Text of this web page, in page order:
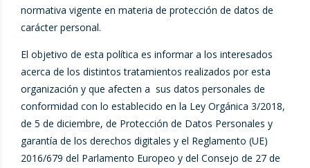
normativa vigente en materia de protección de datos de
carácter personal.
El objetivo de esta política es informar a los interesados
acerca de los distintos tratamientos realizados por esta
organización y que afecten a sus datos personales de
conformidad con lo establecido en la Ley Orgánica 3/2018,
de 5 de diciembre, de Protección de Datos Personales y
garantía de los derechos digitales y el Reglamento (UE)
2016/679 del Parlamento Europeo y del Consejo de 27 de